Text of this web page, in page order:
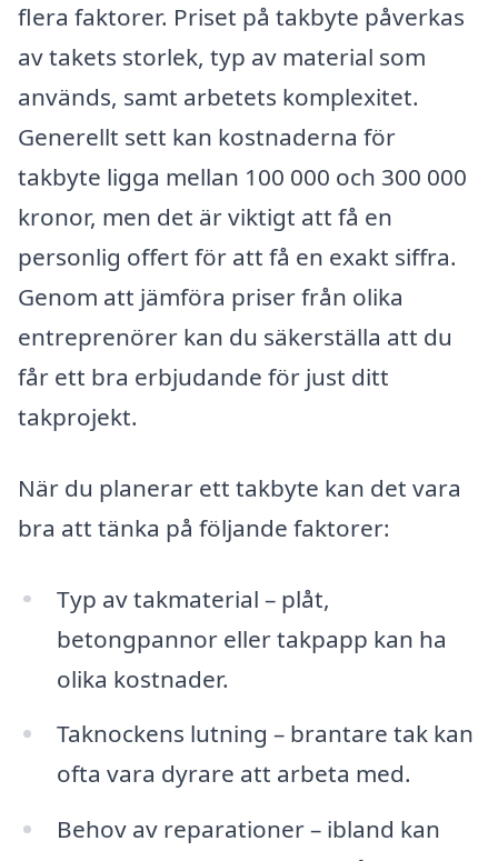
flera faktorer. Priset på takbyte påverkas
av takets storlek, typ av material som
används, samt arbetets komplexitet.
Generellt sett kan kostnaderna för
takbyte ligga mellan 100 000 och 300 000
kronor, men det är viktigt att få en
personlig offert för att få en exakt siffra.
Genom att jämföra priser från olika
entreprenörer kan du säkerställa att du
får ett bra erbjudande för just ditt
takprojekt.
När du planerar ett takbyte kan det vara
bra att tänka på följande faktorer:
Typ av takmaterial – plåt,
betongpannor eller takpapp kan ha
olika kostnader.
Taknockens lutning – brantare tak kan
ofta vara dyrare att arbeta med.
Behov av reparationer – ibland kan